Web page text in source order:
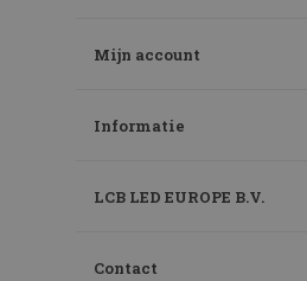
Mijn account
Informatie
LCB LED EUROPE B.V.
Contact